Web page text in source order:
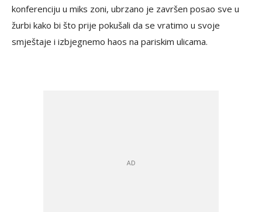
konferenciju u miks zoni, ubrzano je završen posao sve u
žurbi kako bi što prije pokušali da se vratimo u svoje
smještaje i izbjegnemo haos na pariskim ulicama.